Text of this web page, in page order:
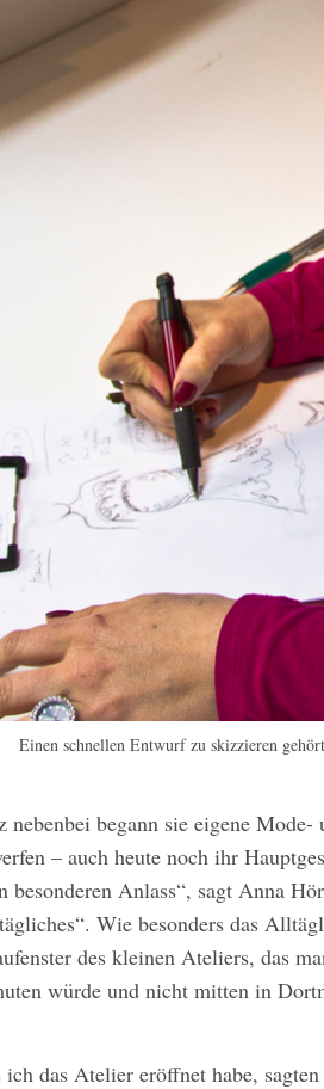
Einen schnellen Entwurf zu skizzieren
nebenbei begann sie eigene
– auch heute noch ihr
besonderen Anlass“, sagt Anna
Wie besonders das
des kleinen Ateliers, das
würde und nicht mitten in
ich das Atelier eröffnet habe,